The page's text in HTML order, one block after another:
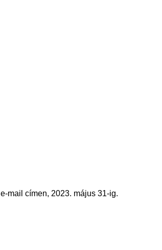
mail címen, 2023. május 31-ig.